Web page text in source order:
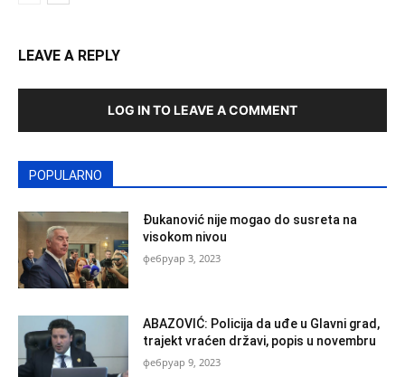
LEAVE A REPLY
LOG IN TO LEAVE A COMMENT
POPULARNO
Đukanović nije mogao do susreta na
visokom nivou
фебруар 3, 2023
ABAZOVIĆ: Policija da uđe u Glavni grad,
trajekt vraćen državi, popis u novembru
фебруар 9, 2023